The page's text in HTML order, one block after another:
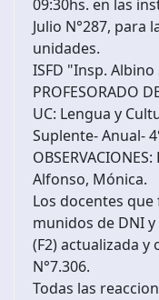
09:30hs. en las
Julio N°287, para
unidades.
ISFD "Insp.
PROFESORADO
UC: Lengua y
Suplente- Anual-
Alfonso, Mónica.
Los docentes
munidos de DNI
(F2) actualizada y
N°7.306.
Todas las